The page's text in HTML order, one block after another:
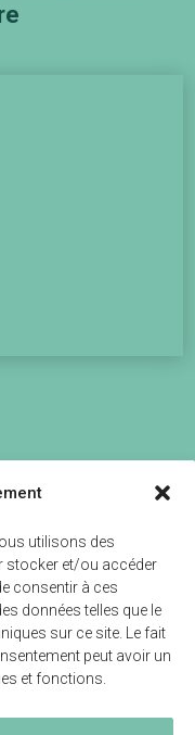
utilisons des
stocker et/ou accéder
consentir à ces
données telles que le
sur ce site. Le fait
peut avoir un
et fonctions.
Saint-Thibault